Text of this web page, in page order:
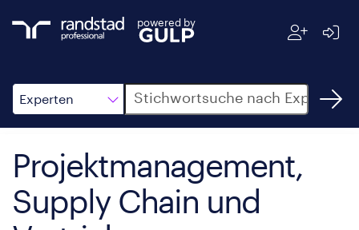
powered by
Experten
Suche
Projektmanagement,
Supply Chain und